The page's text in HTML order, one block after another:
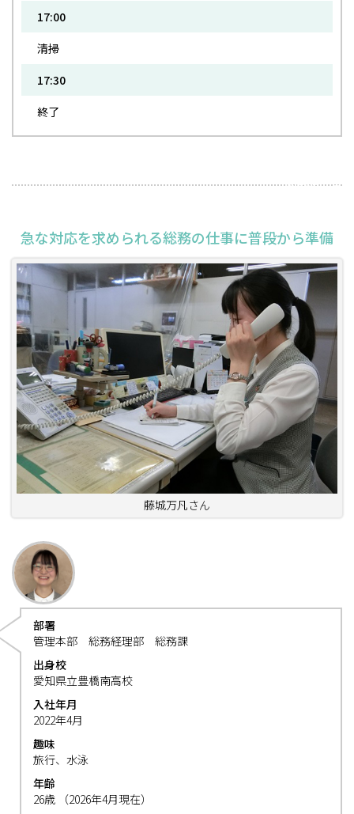
17:00
清掃
17:30
終了
2026年6月18日
急な対応を求められる総務の仕事に普段から準備
藤城万凡さん
部署
管理本部 総務経理部 総務課
出身校
愛知県立豊橋南高校
入社年月
2022年4月
趣味
旅行、水泳
年齢
26歳 （2026年4月現在）